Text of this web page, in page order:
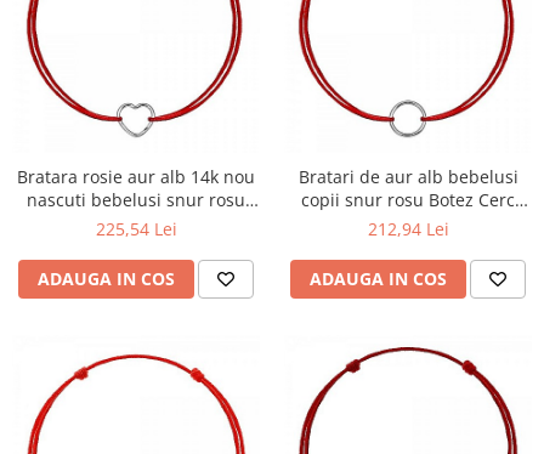
Bratara rosie aur alb 14k nou
nascuti bebelusi snur rosu
Inima 9mm
225,54 Lei
ADAUGA IN COS
Bratari de aur alb bebelusi
copii snur rosu Botez Cerc
9mm
212,94 Lei
ADAUGA IN COS